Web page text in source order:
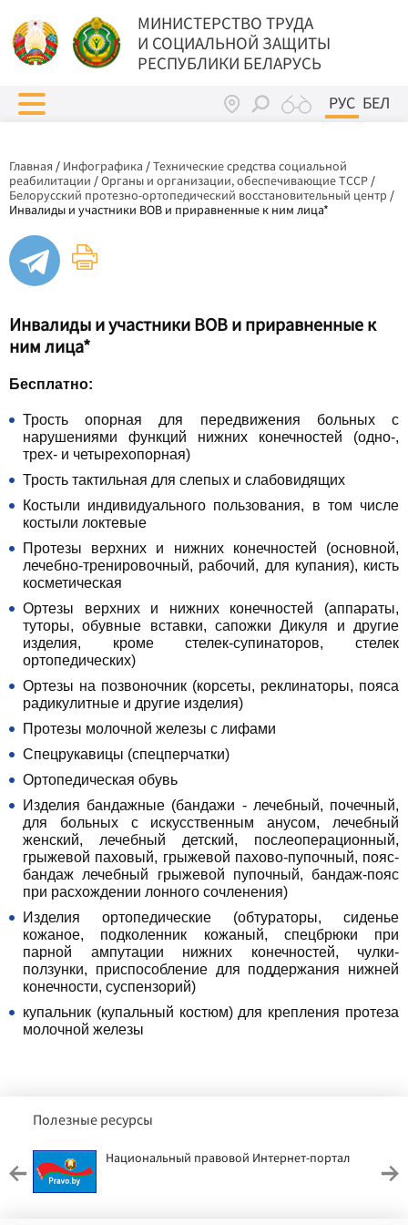
МИНИСТЕРСТВО ТРУДА
И СОЦИАЛЬНОЙ ЗАЩИТЫ
РЕСПУБЛИКИ БЕЛАРУСЬ
РУС БЕЛ
Главная / Инфографика /Технические средства социальной
реабилитации /Органы и организации, обеспечивающие ТССР /
Белорусский протезно-ортопедический восстановительный центр /
Инвалиды и участники ВОВ и приравненные к ним лица*
Инвалиды и участники ВОВ и приравненные к
ним лица*
Бесплатно:
Трость опорная для передвижения больных с
нарушениями функций нижних конечностей (одно-,
трех- и четырехопорная)
Трость тактильная для слепых и слабовидящих
Костыли индивидуального пользования, в том числе
костыли локтевые
Протезы верхних и нижних конечностей (основной,
лечебно-тренировочный, рабочий, для купания), кисть
косметическая
Ортезы верхних и нижних конечностей (аппараты,
туторы, обувные вставки, сапожки Дикуля и другие
изделия, кроме стелек-супинаторов, стелек
ортопедических)
Ортезы на позвоночник (корсеты, реклинаторы, пояса
радикулитные и другие изделия)
Протезы молочной железы с лифами
Спецрукавицы (спецперчатки)
Ортопедическая обувь
Изделия бандажные (бандажи - лечебный, почечный,
для больных с искусственным анусом, лечебный
женский, лечебный детский, послеоперационный,
грыжевой паховый, грыжевой пахово-пупочный, пояс-
бандаж лечебный грыжевой пупочный, бандаж-пояс
при расхождении лонного сочленения)
Изделия ортопедические (обтураторы, сиденье
кожаное, подколенник кожаный, спецбрюки при
парной ампутации нижних конечностей, чулки-
ползунки, приспособление для поддержания нижней
конечности, суспензорий)
купальник (купальный костюм) для крепления протеза
молочной железы
Полезные ресурсы
Национальный правовой Интернет-портал